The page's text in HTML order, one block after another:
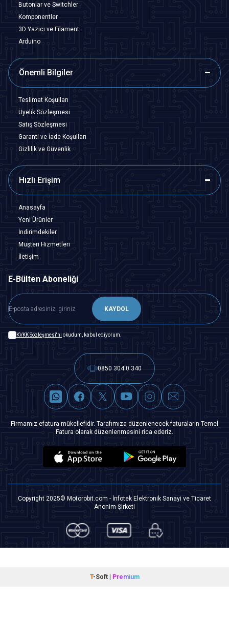
Butonlar ve Switchler
Komponentler
3D Yazıcı ve Filament
Arduino
Önemli Bilgiler
Teslimat Koşulları
Üyelik Sözleşmesi
Satış Sözleşmesi
Garanti ve İade Koşulları
Gizlilik ve Güvenlik
Hızlı Erişim
Anasayfa
Yeni Ürünler
İndirimdekiler
Müşteri Hizmetleri
İletişim
E-Bülten Aboneliği
KAYDOL
KVKK Sözleşmesi'ni okudum, kabul ediyorum.
0850 304 0 340
Firmamız efatura mükellefidir. Tarafımıza düzenlenecek faturaların Temel
Fatura olarak düzenlenmesini rica ederiz.
Copyright 2025© Motorobit.com - İnfotek Elektronik Sanayi ve Ticaret
Anonim Şirketi
T-Soft| Premium